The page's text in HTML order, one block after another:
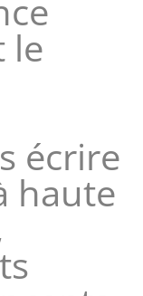
le
écrire
haute